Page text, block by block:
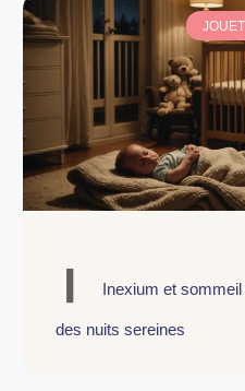
Inexium et
des nuits sereines